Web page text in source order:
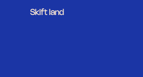
Skift land